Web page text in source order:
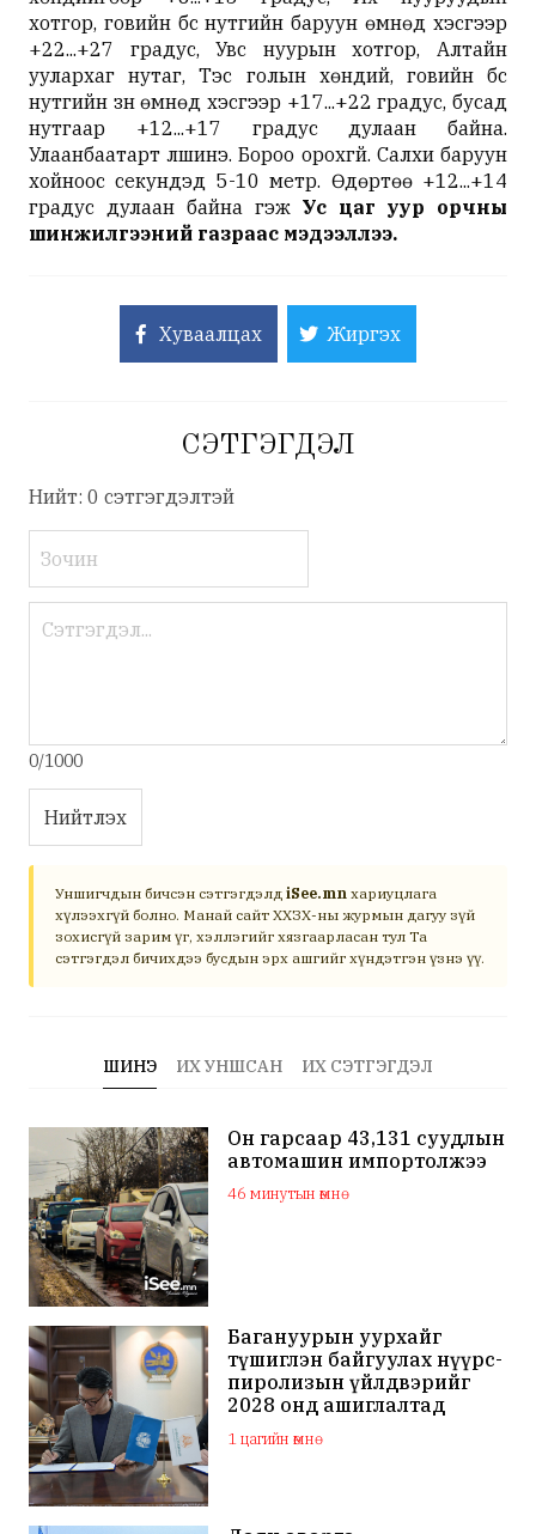
хотгор, говийн бүс нутгийн баруун өмнөд хэсгээр
+22...+27 градус, Увс нуурын хотгор, Алтайн
уулархаг нутаг, Тэс голын хөндий, говийн бүс
нутгийн зүүн өмнөд хэсгээр +17...+22 градус, бусад
нутгаар +12...+17 градус дулаан байна.
Улаанбаатарт үүлшинэ. Бороо орохгүй. Салхи баруун
хойноос секундэд 5-10 метр. Өдөртөө +12...+14
градус дулаан байна гэж Ус цаг уур орчны
шинжилгээний газраас мэдээллээ.
Хуваалцах Жиргэх
СЭТГЭГДЭЛ
Нийт: 0 сэтгэгдэлтэй
0/1000
Нийтлэх
Уншигчдын бичсэн сэтгэгдэлд iSee.mn хариуцлага
хүлээхгүй болно. Манай сайт ХХЗХ-ны журмын дагуу зүй
зохисгүй зарим үг, хэллэгийг хязгаарласан тул Та
сэтгэгдэл бичихдээ бусдын эрх ашгийг хүндэтгэн үзнэ үү.
ШИНЭ ИХ УНШСАН ИХ СЭТГЭГДЭЛ
Он гарсаар 43,131 суудлын
автомашин импортолжээ
46 минутын өмнө
Багануурын уурхайг
түшиглэн байгуулах нүүрс-
пиролизын үйлдвэрийг
2028 онд ашиглалтад
оруулна
1 цагийн өмнө